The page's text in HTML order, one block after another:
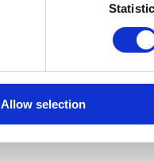
Allow selection